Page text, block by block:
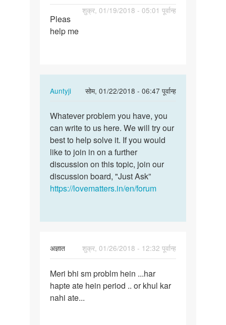
शुक्र, 01/19/2018 - 05:01 पूर्वान्ह
Pleas
help
Pleas
help me
Auntyji
सोम, 01/22/2018 - 06:47 पूर्वान्ह
In
to
Pleas
help
me
by
divya
tripathi
Whatever
problem
you
have,
…
Whatever problem you have, you
can write to us here. We will try our
best to help solve it. If you would
like to join in on a further
discussion on this topic, join our
discussion board, "Just Ask”
https://lovematters.in/en/forum
अज्ञात
शुक्र, 01/26/2018 - 12:32 पूर्वान्ह
Meri
bhi
sm
Meri bhi sm problm hein ...har
hapte ate hein period .. or khul kar
nahi ate...